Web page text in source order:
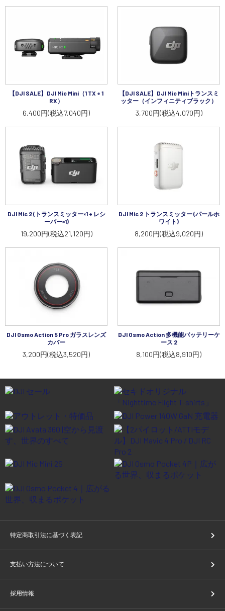
【DJI SALE】DJI Mic Mini（1 TX + 1
RX）
6,400円(税込7,040円)
【DJI SALE】DJI Mic Miniトランスミ
ッター（インフィニティブラック）
3,700円(税込4,070円)
DJI Mic 2 (トランスミッター×1 + レシ
ーバー×1)
19,200円(税込21,120円)
DJI Mic 2 トランスミッター (パールホ
ワイト)
8,200円(税込9,020円)
DJI Osmo Action 5 Pro ガラスレンズ
カバー
3,200円(税込3,520円)
DJI Osmo Action 多機能バッテリーケ
ース 2
8,100円(税込8,910円)
特定商取引法に基づく表記
支払い方法について
採用情報